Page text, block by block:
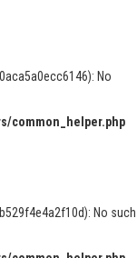
No
common_helper.php
No such